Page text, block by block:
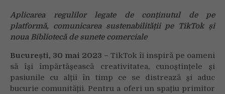
jumătate
a
anului
Aplicarea regulilor legate de conținutul de pe
platformă, comunicarea sustenabilității pe TikTok și
noua Bibliotecă de sunete comerciale
București, 30 mai 2023 – TikTok îi inspiră pe oameni
să își împărtășească creativitatea, cunoștințele și
pasiunile cu alții în timp ce se distrează și aduc
bucurie comunității. Pentru a oferi un spațiu primitor